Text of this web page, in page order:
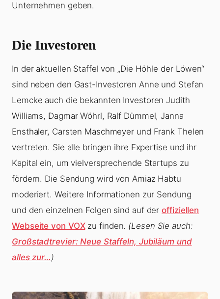
Unternehmen geben.
Die Investoren
In der aktuellen Staffel von „Die Höhle der Löwen“
sind neben den Gast-Investoren Anne und Stefan
Lemcke auch die bekannten Investoren Judith
Williams, Dagmar Wöhrl, Ralf Dümmel, Janna
Ensthaler, Carsten Maschmeyer und Frank Thelen
vertreten. Sie alle bringen ihre Expertise und ihr
Kapital ein, um vielversprechende Startups zu
fördern. Die Sendung wird von Amiaz Habtu
moderiert. Weitere Informationen zur Sendung
und den einzelnen Folgen sind auf deroffiziellen
Webseite von VOXzu finden. (Lesen Sie auch:
Großstadtrevier: Neue Staffeln, Jubiläum und
alles zur…)